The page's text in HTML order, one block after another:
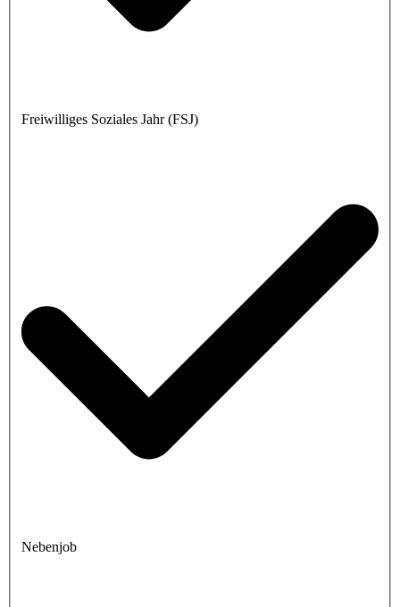
Freiwilliges Soziales Jahr (FSJ)
Nebenjob